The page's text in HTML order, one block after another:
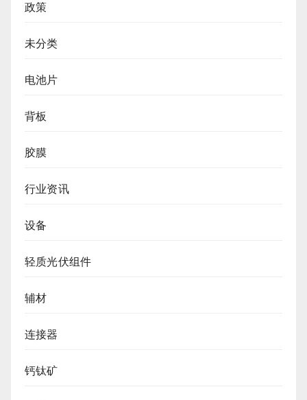
政策
未分类
电池片
背板
胶膜
行业资讯
设备
轻质光伏组件
辅材
连接器
钙钛矿